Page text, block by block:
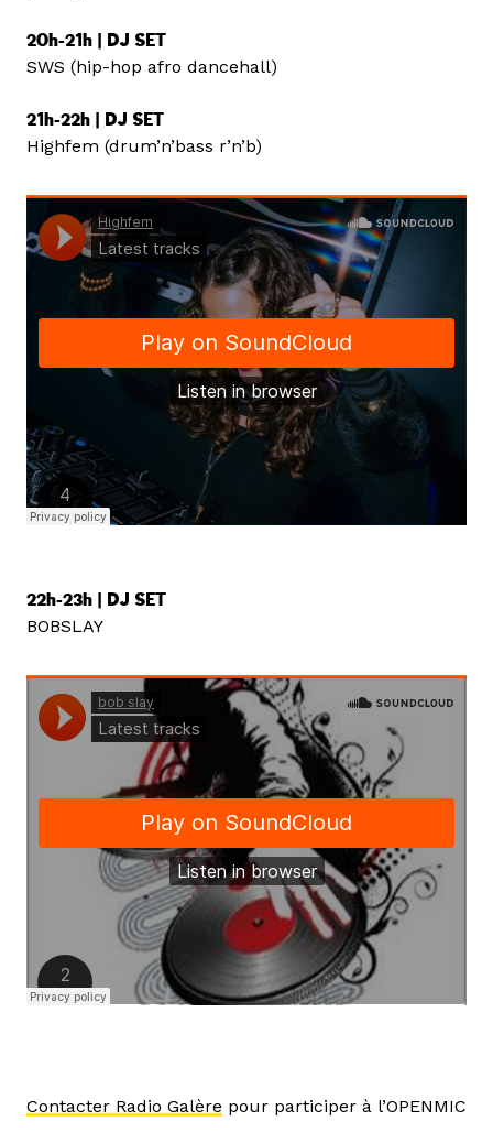
20h-21h | DJ SET
SWS (hip-hop afro dancehall)
21h-22h | DJ SET
Highfem (drum’n’bass r’n’b)
22h-23h | DJ SET
BOBSLAY
Contacter Radio Galère pour participer à l’OPENMIC